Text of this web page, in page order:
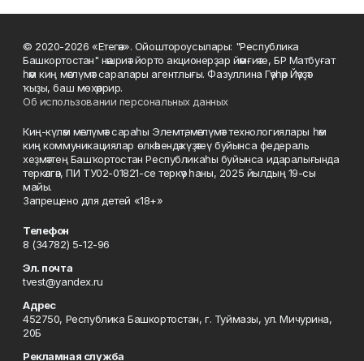
© 2020-2026 «Етегән». Ойоштороусылары: "Республика
Башкортостан" нәшриәт йорто акционерҙар йәмғиәте, БР Матбуғат
һәм киң мәғлүмәт саралары агентлығы. Фазуллина Гәүһәр Йәүҙәт
ҡыҙы, баш мөхәррир.
Об использовании персональных данных
Киң-күләм мәғлүмәт сараһы Элемтә, мәғлүмәт технологиялары һәм
киң коммуникациялар өлкәһендә күҙәтеү буйынса федераль
хеҙмәттең Башҡортостан Республикаһы буйынса идаралығында
теркәлгән, ПИ ТУ02-01821-се теркәү һаны, 2025 йылдың 19-сы
майы.
Запрещено для детей «18+»
Телефон
8 (34782) 5-12-96
Эл. почта
tvest@yandex.ru
Адрес
452750, Республика Башкортостан, г. Туймазы, ул. Мичурина,
20Б
Рекламная служба